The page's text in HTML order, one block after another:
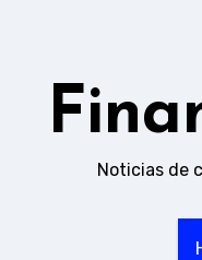
Noticias de